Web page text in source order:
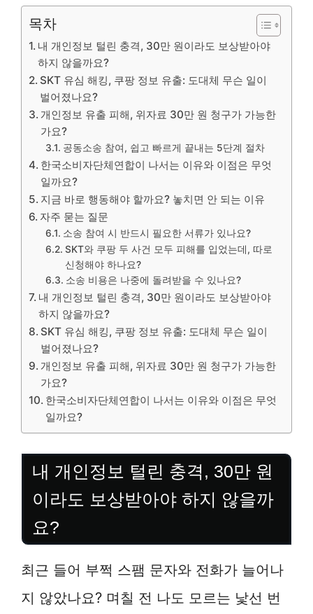
목차
내 개인정보 털린 충격, 30만 원이라도 보상받아야
하지 않을까요?
SKT 유심 해킹, 쿠팡 정보 유출: 도대체 무슨 일이
벌어졌나요?
개인정보 유출 피해, 위자료 30만 원 청구가 가능한
가요?
공동소송 참여, 쉽고 빠르게 끝내는 5단계 절차
한국소비자단체연합이 나서는 이유와 이점은 무엇
일까요?
지금 바로 행동해야 할까요? 놓치면 안 되는 이유
자주 묻는 질문
소송 참여 시 반드시 필요한 서류가 있나요?
SKT와 쿠팡 두 사건 모두 피해를 입었는데, 따로
신청해야 하나요?
소송 비용은 나중에 돌려받을 수 있나요?
내 개인정보 털린 충격, 30만 원이라도 보상받아야
하지 않을까요?
SKT 유심 해킹, 쿠팡 정보 유출: 도대체 무슨 일이
벌어졌나요?
개인정보 유출 피해, 위자료 30만 원 청구가 가능한
가요?
한국소비자단체연합이 나서는 이유와 이점은 무엇
일까요?
내 개인정보 털린 충격, 30만 원
이라도 보상받아야 하지 않을까
요?
최근 들어 부쩍 스팸 문자와 전화가 늘어나
지 않았나요? 며칠 전 나도 모르는 낯선 번